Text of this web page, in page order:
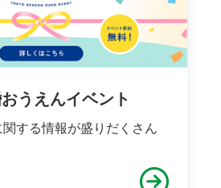
うえんイベント
する情報が盛りだくさん